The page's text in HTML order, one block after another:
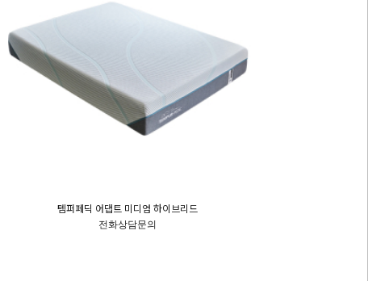
템퍼페딕 어댑트 미디엄 하이브리드
전화상담문의